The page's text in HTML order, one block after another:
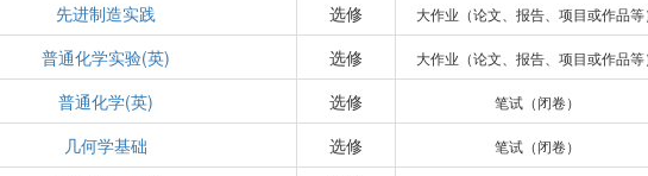
先进制造实践 选修 大作业（论文、报告、项目或作品等
普通化学实验(英) 选修 大作业（论文、报告、项目或作品等
普通化学(英) 选修 笔试（闭卷）
几何学基础 选修 笔试（闭卷）